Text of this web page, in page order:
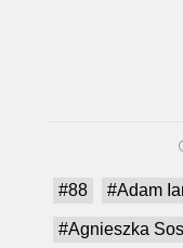
#88 #Adam
#Agnieszka